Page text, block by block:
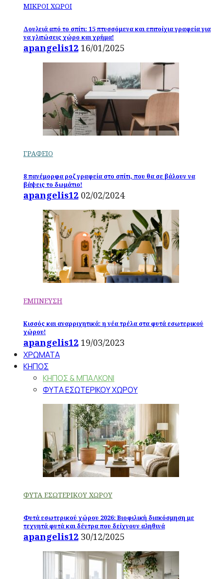
ΜΙΚΡΟΙ ΧΩΡΟΙ
Δουλειά από το σπίτι: 15 πτυσσόμενα και επιτοίχια γραφεία για
να γλιτώσεις χώρο και χρήμα!
apangelis12 16/01/2025
ΓΡΑΦΕΙΟ
8 πανέμορφα ροζ γραφεία στο σπίτι, που θα σε βάλουν να
βάψεις το δωμάτιο!
apangelis12 02/02/2024
ΕΜΠΝΕΥΣΗ
Κισσός και αναρριχητικά: η νέα τρέλα στα φυτά εσωτερικού
χώρου!
apangelis12 19/03/2023
ΧΡΩΜΑΤΑ
ΚΗΠΟΣ
ΚΗΠΟΣ & ΜΠΑΛΚΟΝΙ
ΦΥΤΑ ΕΣΩΤΕΡΙΚΟΥ ΧΩΡΟΥ
ΦΥΤΑ ΕΣΩΤΕΡΙΚΟΥ ΧΩΡΟΥ
Φυτά εσωτερικού χώρου 2026: Βιοφιλική διακόσμηση με
τεχνητά φυτά και δέντρα που δείχνουν αληθινά
apangelis12 30/12/2025